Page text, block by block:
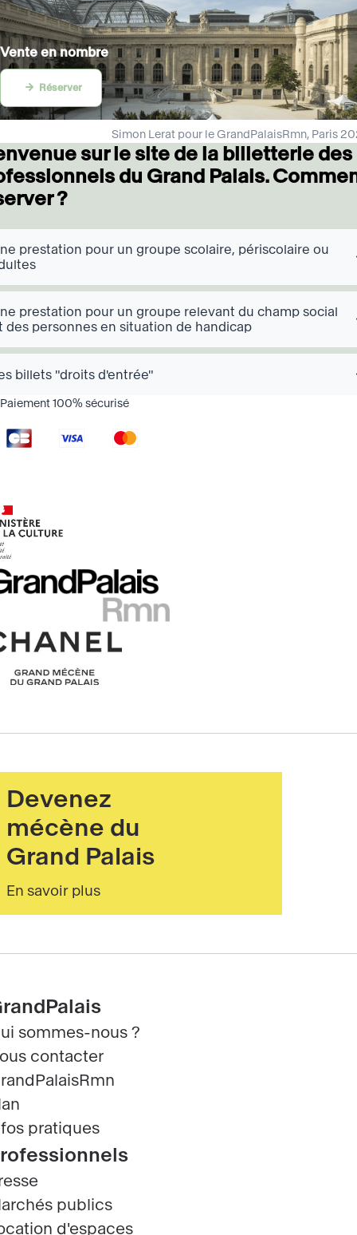
Vente en nombre
Réserver
Simon Lerat pour le GrandPalaisRmn, Paris
sur le site de la billetterie des
du Grand Palais.
?
prestation pour un groupe scolaire, périscolaire ou
prestation pour un groupe relevant du champ social
des personnes en situation de handicap
billets "droits d'entrée"
Texte éditorial (WYSIWYG)
Paiement 100% sécurisé
Texte éditorial (WYSIWYG)
Texte éditorial (WYSIWYG)
Texte éditorial (WYSIWYG)
Devenez
mécène du
Grand Palais
En savoir plus
Texte en colonnes
sommes-nous ?
contacter
pratiques
publics
d'espaces